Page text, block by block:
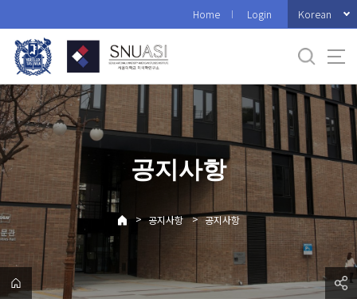
로
메
뉴
Home Login Korean
공지사항
> 공지사항 > 공지사항